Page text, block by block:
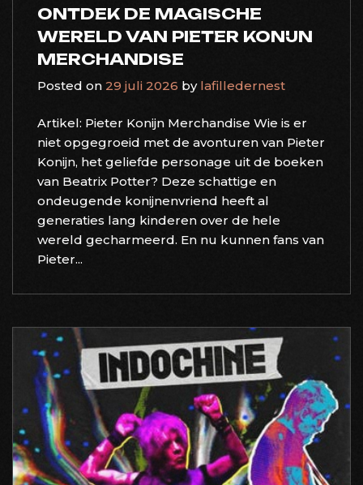
ONTDEK DE MAGISCHE
WERELD VAN PIETER KONIJN
MERCHANDISE
Posted on 29 juli 2026 by lafilledernest
Artikel: Pieter Konijn Merchandise Wie is er
niet opgegroeid met de avonturen van Pieter
Konijn, het geliefde personage uit de boeken
van Beatrix Potter? Deze schattige en
ondeugende konijnenvriend heeft al
generaties lang kinderen over de hele
wereld gecharmeerd. En nu kunnen fans van
Pieter...